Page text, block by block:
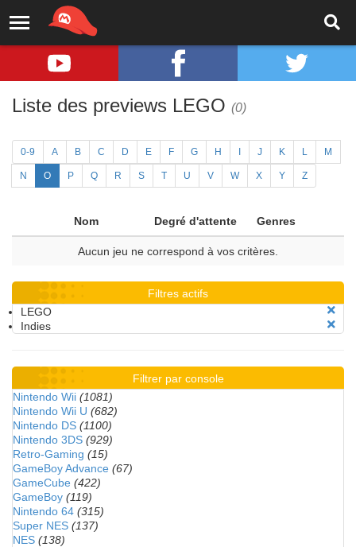
Liste des previews LEGO (0)
0-9 A B C D E F G H J K L M
N O P Q R S T U V W X Y Z
Nom Degré d'attente Genres
Aucun jeu ne correspond à vos critères.
Filtres actifs
LEGO
Indies
Filtrer par console
Nintendo Wii (1081)
Nintendo Wii U (682)
Nintendo DS (1100)
Nintendo 3DS (929)
Retro-Gaming (15)
GameBoy Advance (67)
GameCube (422)
GameBoy (119)
Nintendo 64 (315)
Super NES (137)
NES (138)